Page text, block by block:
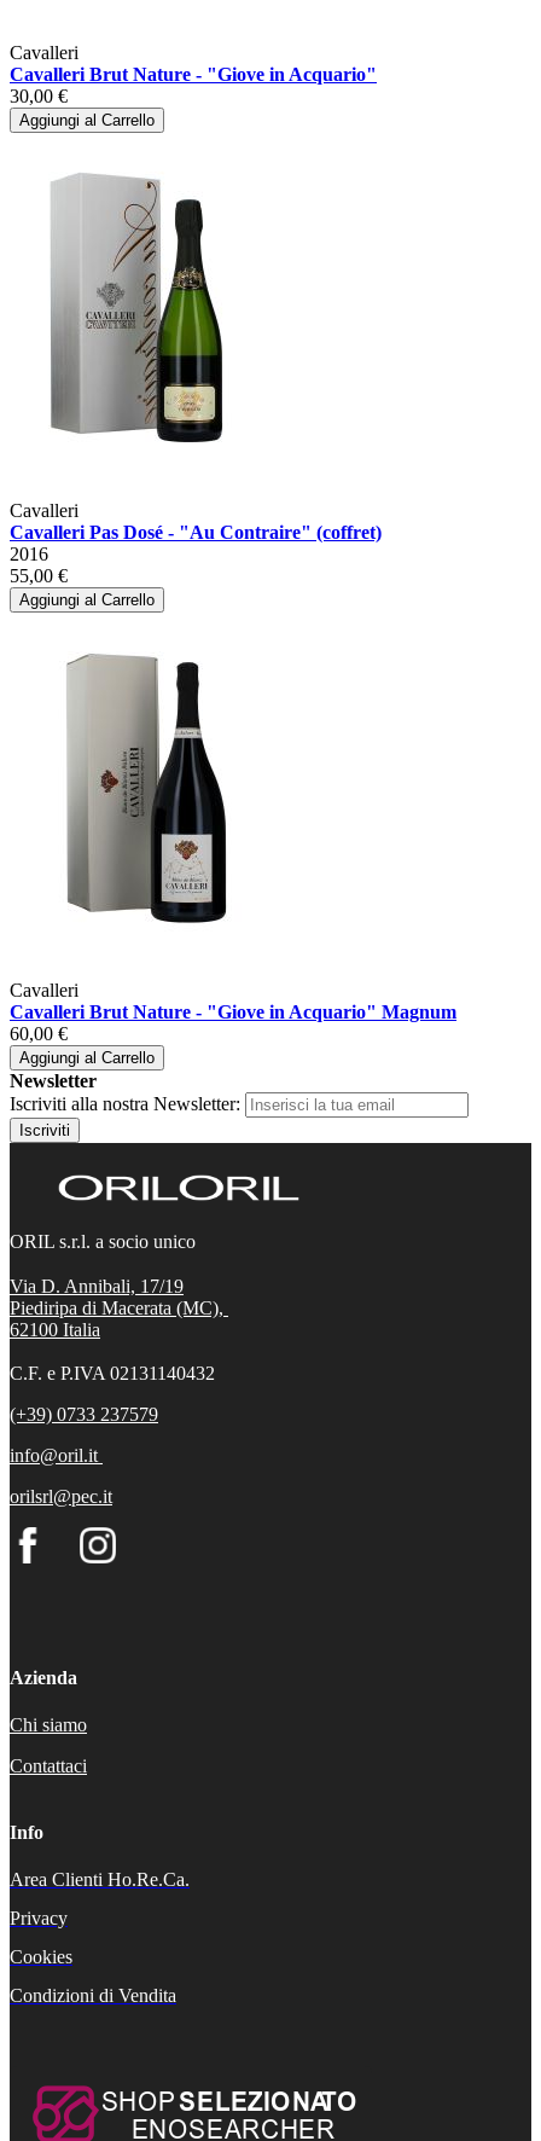
Cavalleri
Cavalleri Brut Nature - "Giove in Acquario"
30,00 €
Aggiungi al Carrello
Cavalleri
Cavalleri Pas Dosé - "Au Contraire" (coffret)
2016
55,00 €
Aggiungi al Carrello
Cavalleri
Cavalleri Brut Nature - "Giove in Acquario" Magnum
60,00 €
Aggiungi al Carrello
Newsletter
Iscriviti alla nostra Newsletter:
Iscriviti
ORIL s.r.l. a socio unico
Via D. Annibali, 17/19
Piediripa di Macerata (MC),
62100 Italia
C.F. e P.IVA 02131140432
(+39) 0733 237579
info@oril.it
orilsrl@pec.it
Azienda
Chi siamo
Contattaci
Info
Area Clienti Ho.Re.Ca.
Privacy
Cookies
Condizioni di Vendita